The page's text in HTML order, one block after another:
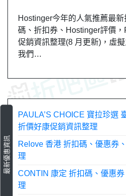
Hostinger今年的人氣推薦最
碼、折扣券、Hostinger評價
促銷資訊整理(8 月更新)，虛
我們…
最新優惠資訊
PAULA’S CHOICE 寶拉珍選
折價好康促銷資訊整理
Relove 香港 折扣碼、優惠券
理
CONTIN 康定 折扣碼、優惠
理